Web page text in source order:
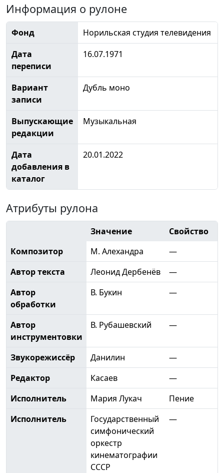
Информация о рулоне
Фонд
Норильская студия телевидения
Дата
переписи
16.07.1971
Вариант
записи
Дубль моно
Выпускающие
редакции
Музыкальная
Дата
добавления в
каталог
20.01.2022
Атрибуты рулона
Значение
Свойство
Композитор
М. Алехандра
—
Автор текста
Леонид Дербенёв
—
Автор
обработки
В. Букин —
Автор
инструментовки
В. Рубашевский —
Звукорежиссёр Данилин
—
Редактор
Касаев
—
Исполнитель
Мария Лукач
Пение
Исполнитель
Государственный
симфонический
оркестр
кинематографии
СССР
—